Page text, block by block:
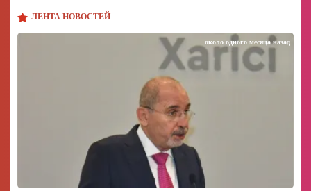
ЛЕНТА НОВОСТЕЙ
около одного месяца назад